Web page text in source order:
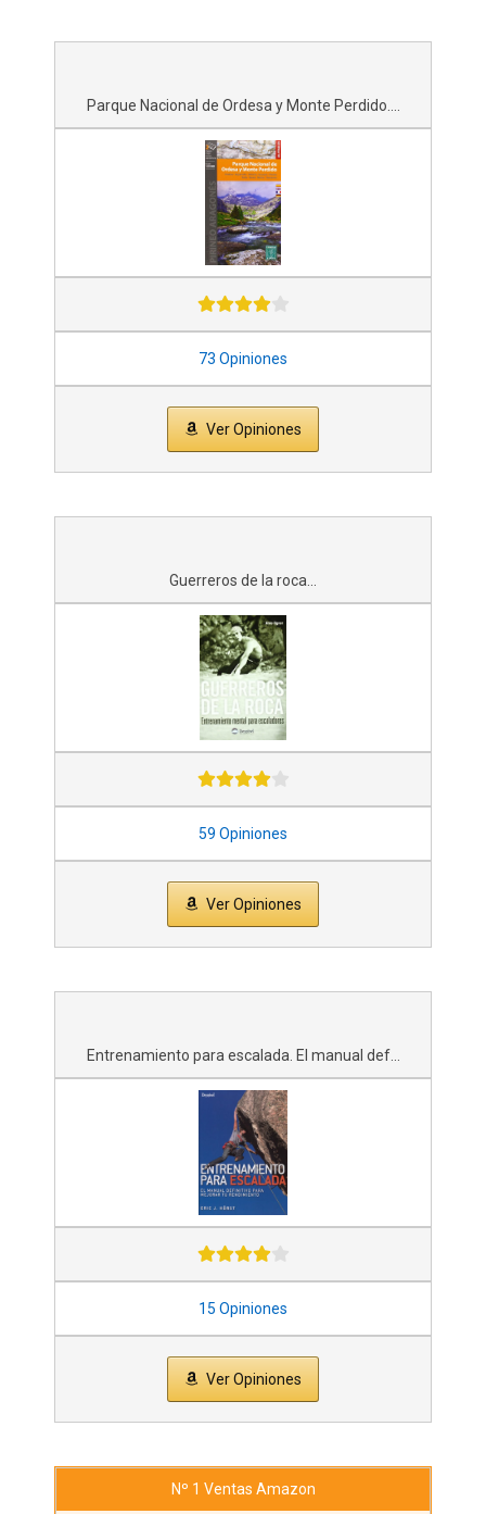
Parque Nacional de Ordesa y Monte Perdido....
73 Opiniones
Ver Opiniones
Guerreros de la roca...
59 Opiniones
Ver Opiniones
Entrenamiento para escalada. El manual def...
15 Opiniones
Ver Opiniones
Nº 1 Ventas Amazon